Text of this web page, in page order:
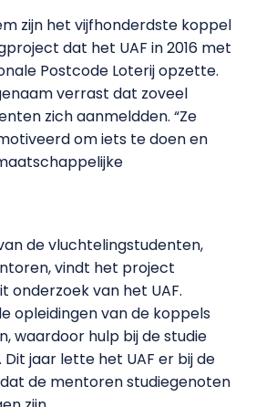
zijn het vijfhonderdste koppel
dat het UAF in 2016 met
Postcode Loterij opzette.
verrast dat zoveel
zich aanmeldden. “Ze
om iets te doen en
de vluchtelingstudenten,
vindt het project
onderzoek van het UAF.
opleidingen van de koppels
waardoor hulp bij de studie
Dit jaar lette het UAF er bij de
de mentoren studiegenoten